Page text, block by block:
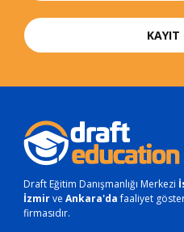
KAYIT
Draft Eğitim Danışmanlığı Merkezi
İzmirve Ankara'dafaaliyet
firmasıdır.